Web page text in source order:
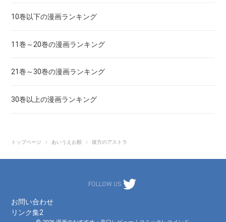
アポカリプスの砦
荒川アンダーザブリッジ
10巻以下の漫画ランキング
11巻～20巻の漫画ランキング
21巻～30巻の漫画ランキング
30巻以上の漫画ランキング
トップページ あいうえお順 彼方のアストラ
FOLLOW US
お問い合わせ
リンク集2